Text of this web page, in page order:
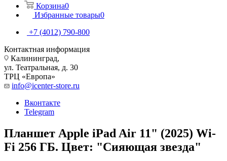
Корзина0
Избранные товары0
+7 (4012) 790-800
Контактная информация
Калининград,
ул. Театральная, д. 30
ТРЦ «Европа»
info@icenter-store.ru
Вконтакте
Telegram
Планшет Apple iPad Air 11" (2025) Wi-
Fi 256 ГБ. Цвет: "Сияющая звезда"